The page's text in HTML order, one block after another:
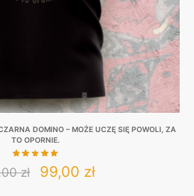
DOMINO – MOŻE UCZĘ SIĘ POWOLI, ZA
TO OPORNIE.
zł
Original
99,00 złCurrent